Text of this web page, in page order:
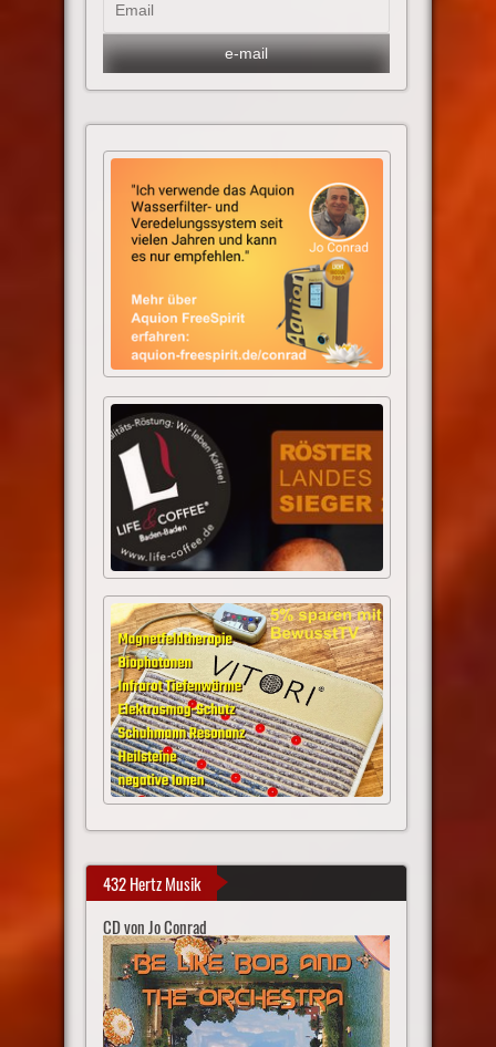
432 Hertz Musik
CD von Jo Conrad